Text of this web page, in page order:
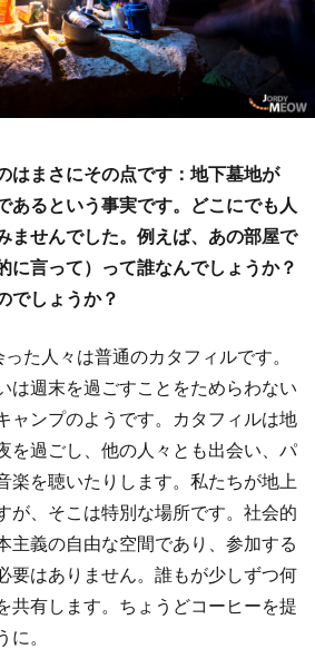
はまさにその点です：地下墓地が
あるという事実です。どこにでも人
ませんでした。例えば、あの部屋で
に言って）って誰なんでしょうか？
でしょうか？
た人々は普通のカタフィルです。
は週末を過ごすことをためらわない
ャンプのようです。カタフィルは地
を過ごし、他の人々とも出会い、パ
楽を聴いたりします。私たちが地上
が、そこは特別な場所です。社会的
主義の自由な空間であり、参加する
要はありません。誰もが少しずつ何
共有します。ちょうどコーヒーを提
。